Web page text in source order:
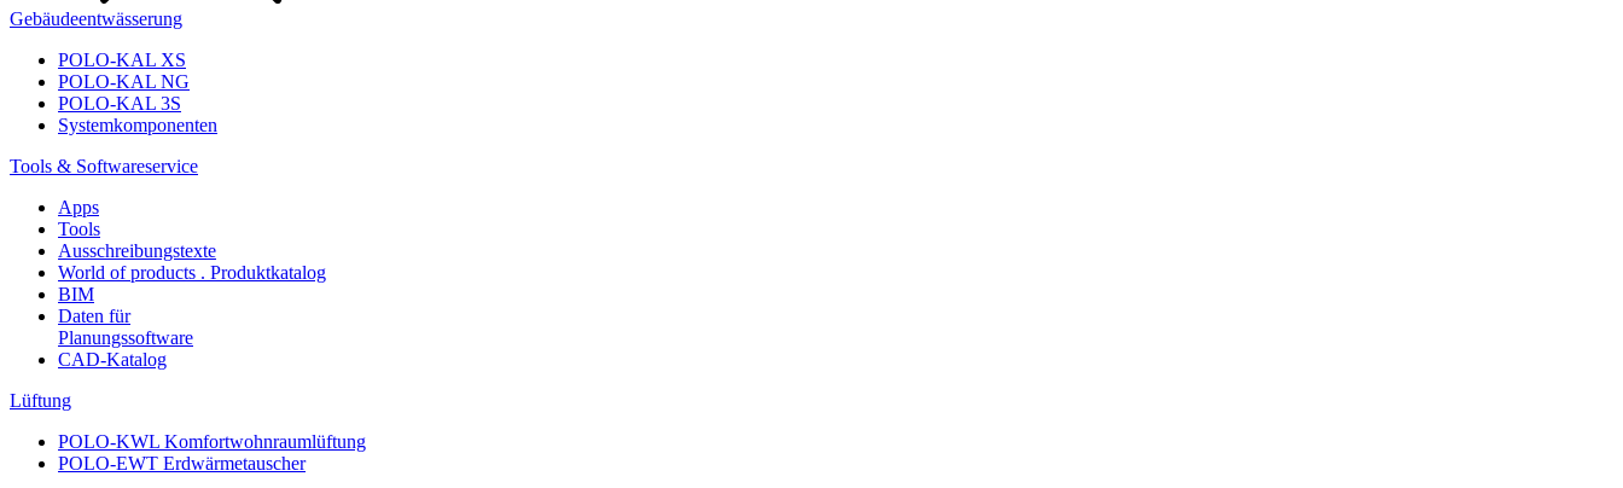
Gebäudeentwässerung
POLO-KAL XS
POLO-KAL NG
POLO-KAL 3S
Systemkomponenten
Tools & Softwareservice
Apps
Tools
Ausschreibungstexte
World of products . Produktkatalog
BIM
Daten für
Planungssoftware
CAD-Katalog
Lüftung
POLO-KWL Komfortwohnraumlüftung
POLO-EWT Erdwärmetauscher